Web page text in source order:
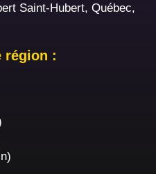
Saint-Hubert, Québec,
région :